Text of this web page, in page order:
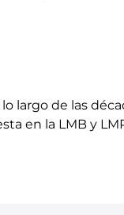
largo de las
en la LMB y